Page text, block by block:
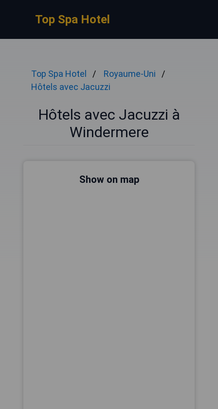
Top Spa Hotel
Top Spa Hotel
Royaume-Uni
Hôtels avec Jacuzzi
Hôtels avec Jacuzzi à
Windermere
Show on map